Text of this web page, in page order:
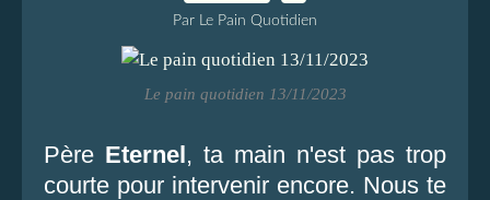
Par Le Pain Quotidien
Le pain quotidien 13/11/2023
Père Eternel, ta main n'est pas trop
courte pour intervenir encore. Nous te